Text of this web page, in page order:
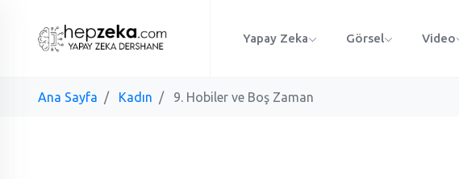
Yapay Zeka Görsel Video
Ana Sayfa Kadın 9. Hobiler ve Boş Zaman